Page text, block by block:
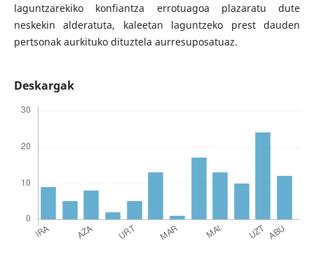
laguntzarekiko konfiantza errotuagoa plazaratu dute
neskekin alderatuta, kaleetan laguntzeko prest dauden
pertsonak aurkituko dituztela aurresuposatuaz.
Deskargak